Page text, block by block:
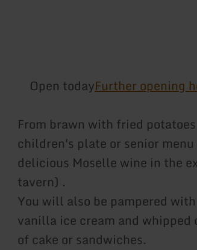
Open todayFurther opening
From brawn with fried
children's plate or senior
delicious Moselle wine in the
tavern) .
You will also be pampered
vanilla ice cream and
of cake or sandwiches.